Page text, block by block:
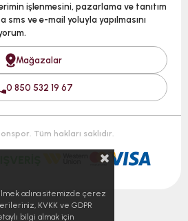
işlenmesini, pazarlama ve tanıtım
ve e-mail yoluyla yapılmasını
Mağazalar
0 850 532 19 67
Tüm hakları saklıdır.
adına sitemizde çerez
KVKK ve GDPR
bilgi almak için